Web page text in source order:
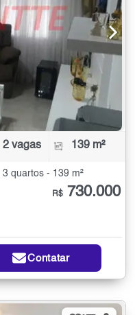
2 vagas 139 m²
quartos - 139 m²
R$ 730.000
Contatar